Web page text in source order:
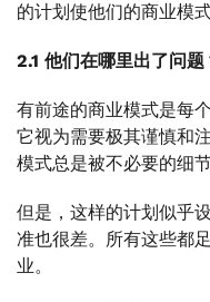
的计划使他们的商业模式
2.1 他们在哪里出了问题
有前途的商业模式是每
它视为需要极其谨慎和
模式总是被不必要的细节
但是，这样的计划似乎
准也很差。所有这些都
业。